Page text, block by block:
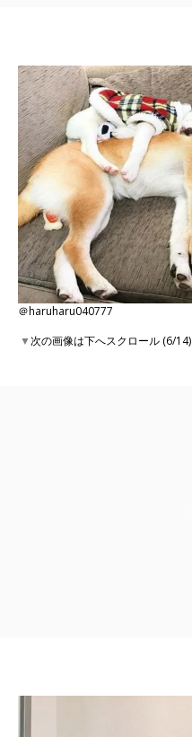
＠haruharu040777
▼次の画像は下へスクロール (6/14)